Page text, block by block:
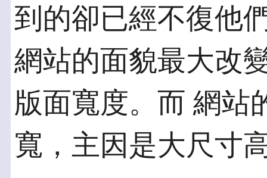
到的卻已經不復他
網站的面貌最大改
版面寬度。而 網站
寬，主因是大尺寸